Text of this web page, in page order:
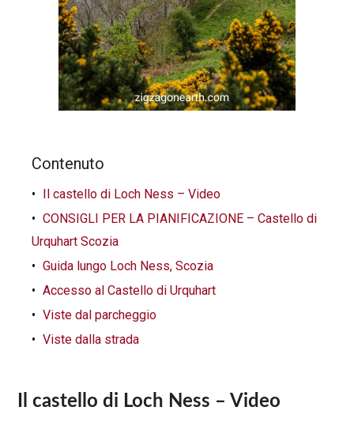
Contenuto
Il castello di Loch Ness – Video
CONSIGLI PER LA PIANIFICAZIONE – Castello di
Urquhart Scozia
Guida lungo Loch Ness, Scozia
Accesso al Castello di Urquhart
Viste dal parcheggio
Viste dalla strada
Il castello di Loch Ness – Video